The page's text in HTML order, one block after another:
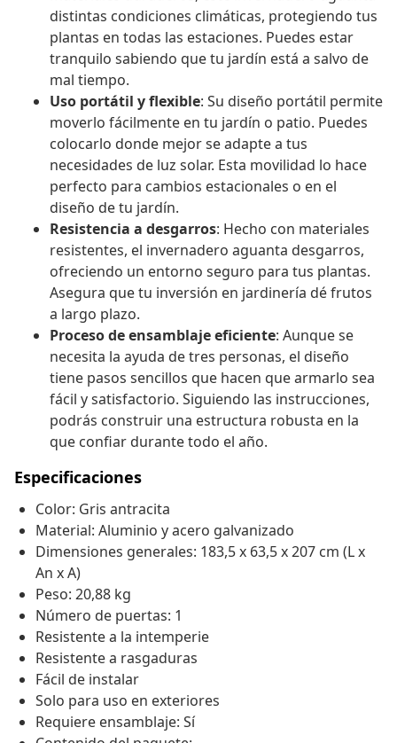
distintas condiciones climáticas, protegiendo tus
plantas en todas las estaciones. Puedes estar
tranquilo sabiendo que tu jardín está a salvo de
mal tiempo.
Uso portátil y flexible: Su diseño portátil permite
moverlo fácilmente en tu jardín o patio. Puedes
colocarlo donde mejor se adapte a tus
necesidades de luz solar. Esta movilidad lo hace
perfecto para cambios estacionales o en el
diseño de tu jardín.
Resistencia a desgarros: Hecho con materiales
resistentes, el invernadero aguanta desgarros,
ofreciendo un entorno seguro para tus plantas.
Asegura que tu inversión en jardinería dé frutos
a largo plazo.
Proceso de ensamblaje eficiente: Aunque se
necesita la ayuda de tres personas, el diseño
tiene pasos sencillos que hacen que armarlo sea
fácil y satisfactorio. Siguiendo las instrucciones,
podrás construir una estructura robusta en la
que confiar durante todo el año.
Especificaciones
Color: Gris antracita
Material: Aluminio y acero galvanizado
Dimensiones generales: 183,5 x 63,5 x 207 cm (L x
An x A)
Peso: 20,88 kg
Número de puertas: 1
Resistente a la intemperie
Resistente a rasgaduras
Fácil de instalar
Solo para uso en exteriores
Requiere ensamblaje: Sí